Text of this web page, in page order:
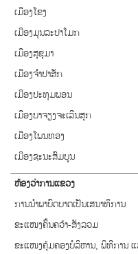
ເມືອງໂຂງ
ເມືອງມຸນລະປາໂມກ
ເມືອງສຸຂຸມາ
ເມືອງຈຳປາສັກ
ເມືອງປະທຸມພອນ
ເມືອງບາຈຽງຈະເລີນສຸກ
ເມືອງໂພນທອງ
ເມືອງຊະນະສົມບູນ
ຫ້ອງວ່າການແຂວງ
ການ​​ນຳພາ​ບົດບາດ​​ເປັນເສນາ​ທິການ
ຂະແໜງຄົ້ນຄວ້າ-ສັງລວມ
ຂະແໜງຄຸ້ມຄອງບໍລິຫານ, ພິທີການ ແ